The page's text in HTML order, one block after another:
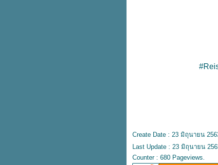
Create Date : 23 มิถุนายน
Last Update : 23 มิถุนายน
Counter : 680 Pageviews.